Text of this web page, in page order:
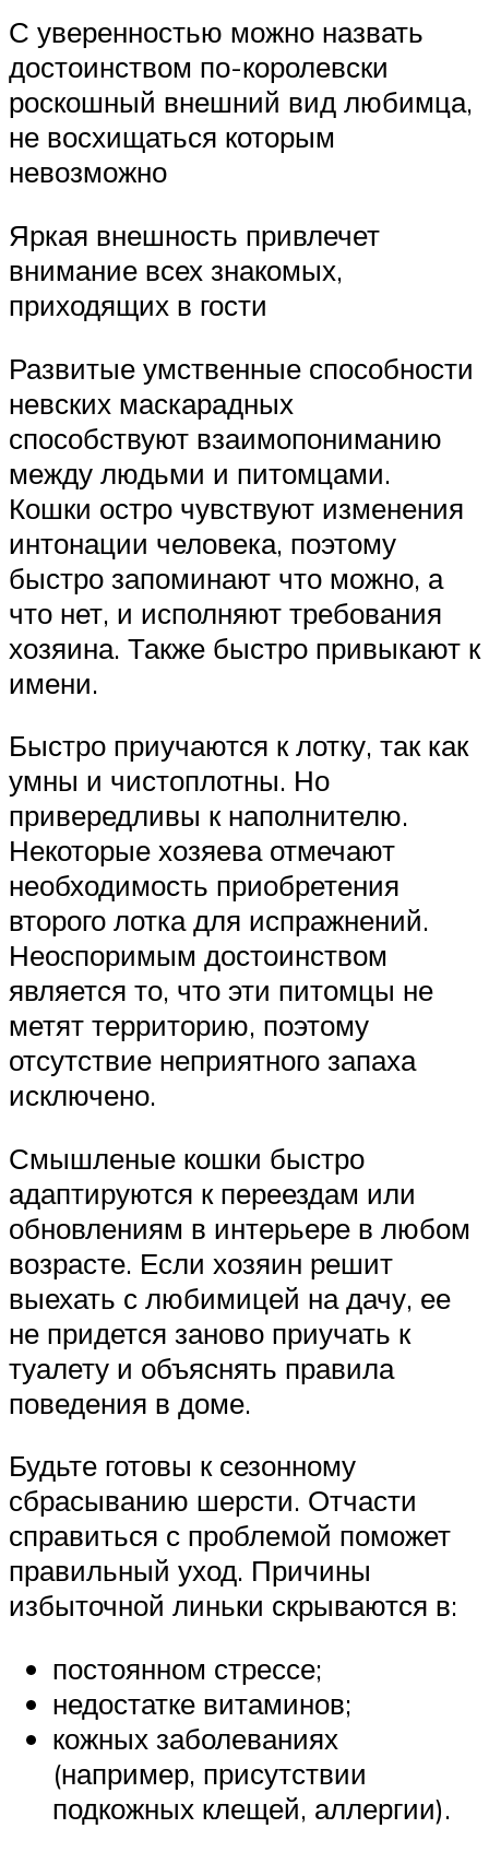
С уверенностью можно назвать
достоинством по-королевски
роскошный внешний вид любимца,
не восхищаться которым
невозможно
Яркая внешность привлечет
внимание всех знакомых,
приходящих в гости
Развитые умственные способности
невских маскарадных
способствуют взаимопониманию
между людьми и питомцами.
Кошки остро чувствуют изменения
интонации человека, поэтому
быстро запоминают что можно, а
что нет, и исполняют требования
хозяина. Также быстро привыкают к
имени.
Быстро приучаются к лотку, так как
умны и чистоплотны. Но
привередливы к наполнителю.
Некоторые хозяева отмечают
необходимость приобретения
второго лотка для испражнений.
Неоспоримым достоинством
является то, что эти питомцы не
метят территорию, поэтому
отсутствие неприятного запаха
исключено.
Смышленые кошки быстро
адаптируются к переездам или
обновлениям в интерьере в любом
возрасте. Если хозяин решит
выехать с любимицей на дачу, ее
не придется заново приучать к
туалету и объяснять правила
поведения в доме.
Будьте готовы к сезонному
сбрасыванию шерсти. Отчасти
справиться с проблемой поможет
правильный уход. Причины
избыточной линьки скрываются в:
постоянном стрессе;
недостатке витаминов;
кожных заболеваниях
(например, присутствии
подкожных клещей, аллергии).